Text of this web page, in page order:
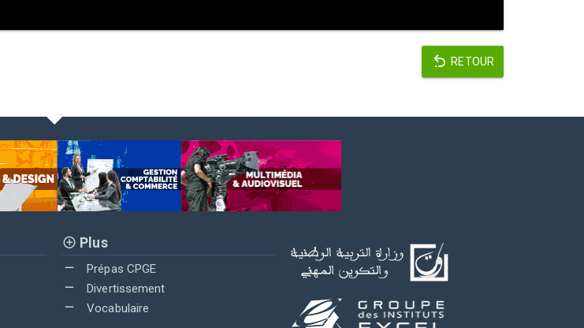
RETOUR
Plus
Prépas CPGE
Divertissement
Vocabulaire